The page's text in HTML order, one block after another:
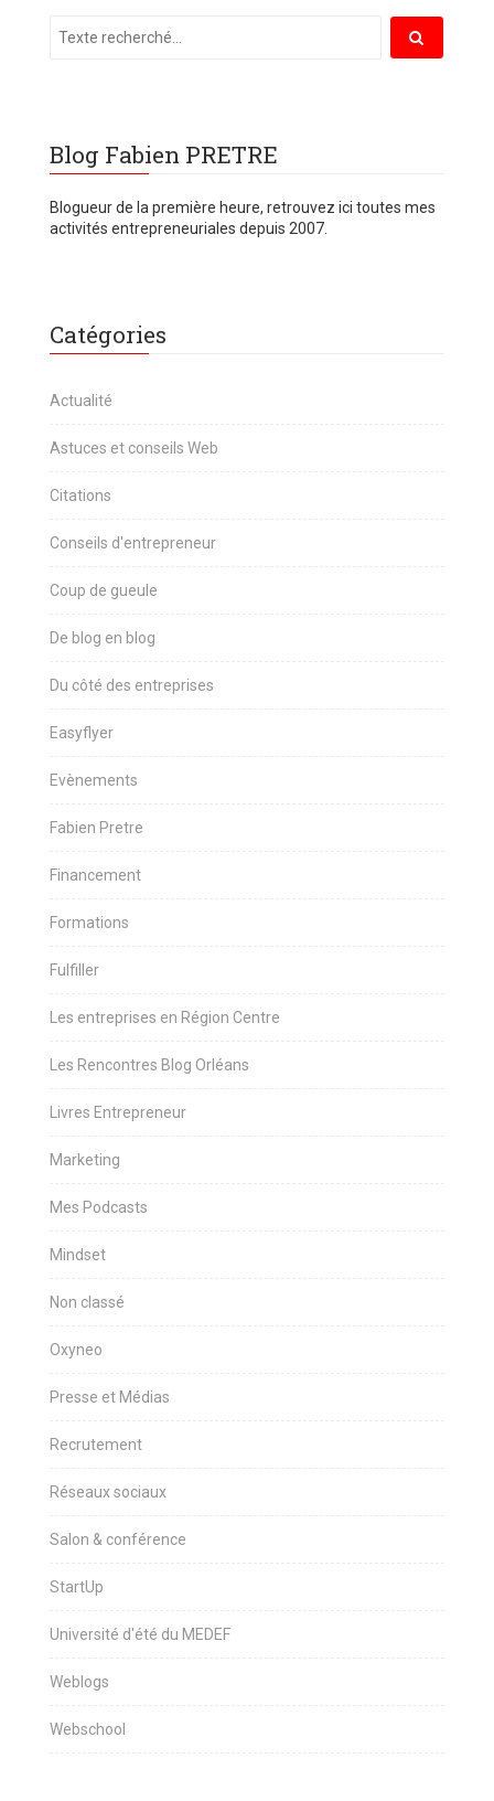
Blog Fabien PRETRE
Blogueur de la première heure, retrouvez ici toutes mes
activités entrepreneuriales depuis 2007.
Catégories
Actualité
Astuces et conseils Web
Citations
Conseils d'entrepreneur
Coup de gueule
De blog en blog
Du côté des entreprises
Easyflyer
Evènements
Fabien Pretre
Financement
Formations
Fulfiller
Les entreprises en Région Centre
Les Rencontres Blog Orléans
Livres Entrepreneur
Marketing
Mes Podcasts
Mindset
Non classé
Oxyneo
Presse et Médias
Recrutement
Réseaux sociaux
Salon & conférence
StartUp
Université d'été du MEDEF
Weblogs
Webschool